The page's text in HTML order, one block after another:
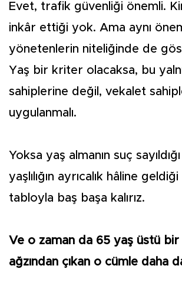
Evet, trafik güvenliği önemli.
inkâr ettiği yok. Ama aynı
yönetenlerin niteliğinde de
Yaş bir kriter olacaksa, bu
sahiplerine değil, vekalet
uygulanmalı.
Yoksa yaş almanın suç
yaşlılığın ayrıcalık hâline
tabloyla baş başa kalırız.
Ve o zaman da 65 yaş üstü bir
ağzından çıkan o cümle daha